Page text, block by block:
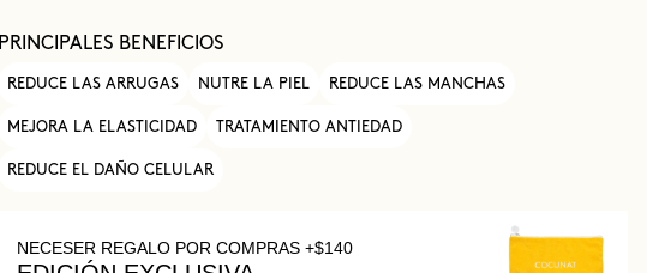
PRINCIPALES BENEFICIOS
REDUCE LAS ARRUGAS NUTRE LA PIEL REDUCE LAS MANCHAS
MEJORA LA ELASTICIDAD TRATAMIENTO ANTIEDAD
REDUCE EL DAÑO CELULAR
NECESER REGALO POR COMPRAS +$140